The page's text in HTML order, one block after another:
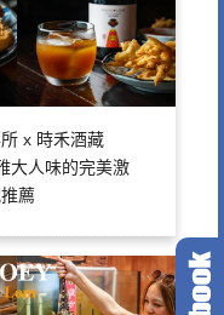
x 時禾酒藏
大人味的完美激
薦